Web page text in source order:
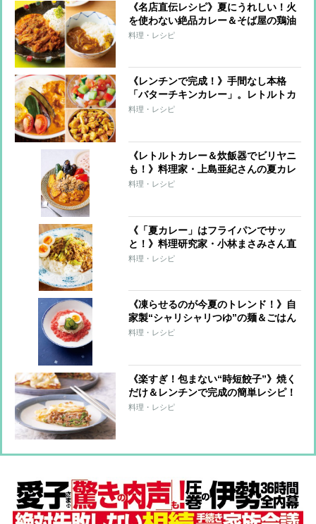
《名店直伝レシピ》夏にうれしい！火
を使わない絶品カレー＆そば屋の鶏油
和風カレー
料理・レシピ
《レンチンで完成！》手間なし本格
「バターチキンカレー」。レトルトカ
レーが激変する簡単トッピングも
料理・レシピ
《レトルトカレー＆炊飯器でビリヤニ
も！》料理家・上島亜紀さんの夏カレ
ーレシピ
料理・レシピ
《「夏カレー」はフライパンでサッ
と！》料理研究家・小林まさみさん直
伝レシピ
料理・レシピ
《凍らせるのが今夏のトレンド！》自
家製“シャリシャリつゆ”の麺＆ごはん
7レシピ
料理・レシピ
《楽すぎ！包まない“時短餃子”》焼く
だけ＆レンチンで完成の簡単レシピ！
料理・レシピ